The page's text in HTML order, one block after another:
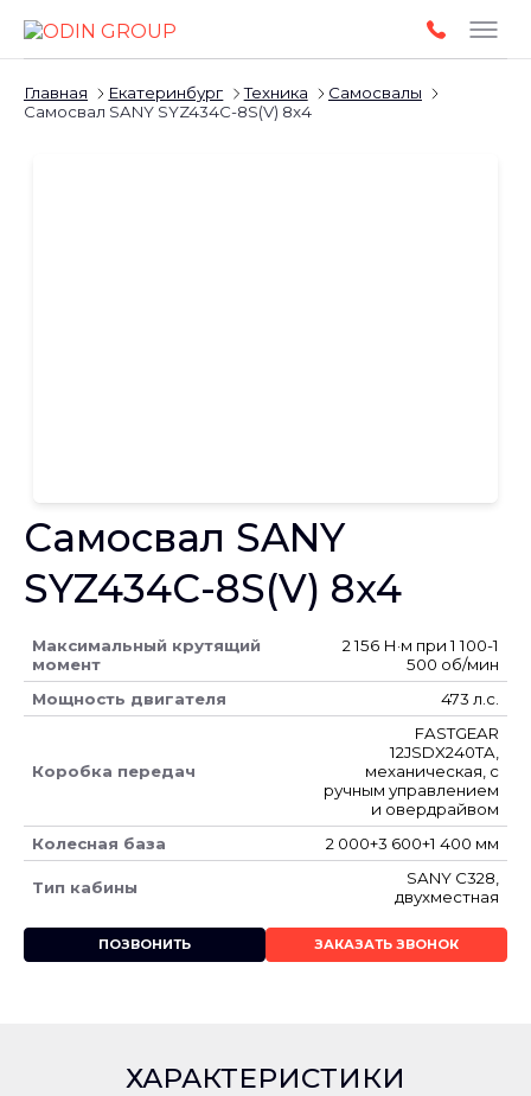
Главная Екатеринбург Техника
Самосвалы
Самосвал SANY SYZ434C-8S(V) 8x4
Самосвал SANY
SYZ434C-8S(V) 8x4
Максимальный крутящий
момент
2 156 Н·м при 1 100-1
500 об/мин
Мощность двигателя
473 л.с.
Коробка передач
FASTGEAR
12JSDX240TA,
механическая, с
ручным управлением
и овердрайвом
Колесная база
2 000+3 600+1 400 мм
Тип кабины
SANY C328,
двухместная
ПОЗВОНИТЬ ЗАКАЗАТЬ ЗВОНОК
ХАРАКТЕРИСТИКИ